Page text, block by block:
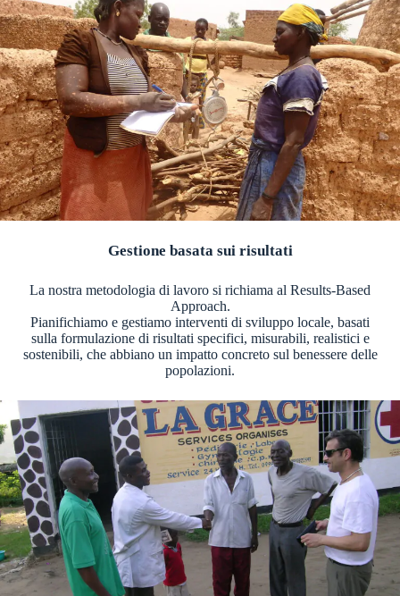
Gestione basata sui risultati
La nostra metodologia di lavoro si richiama al Results-Based
Approach.
Pianifichiamo e gestiamo interventi di sviluppo locale, basati
sulla formulazione di risultati specifici, misurabili, realistici e
sostenibili, che abbiano un impatto concreto sul benessere delle
popolazioni.